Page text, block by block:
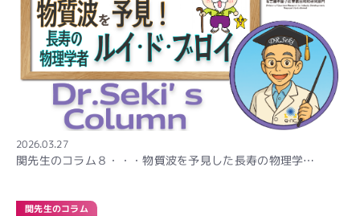
2026.03.27
関先生のコラム８・・・物質波を予見した長寿の物理学…
関先生のコラム